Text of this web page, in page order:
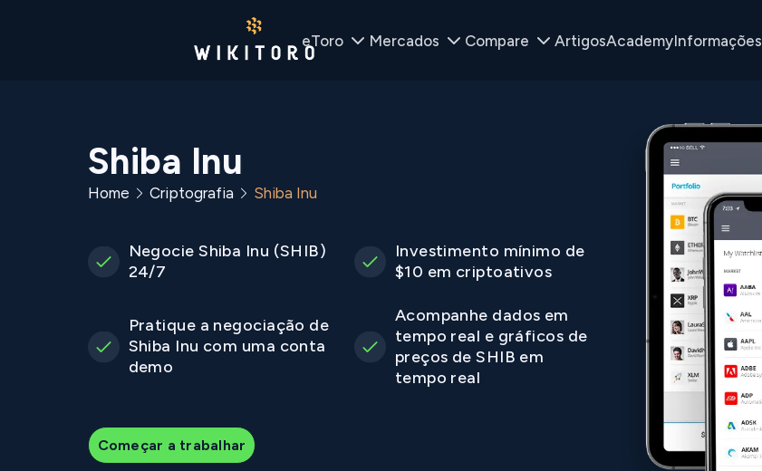
eToro Mercados Compare ArtigosAcademyInformações
Shiba Inu
Home Criptografia Shiba Inu
Negocie Shiba Inu (SHIB)
24/7
Investimento mínimo de
$10 em criptoativos
Pratique a negociação de
Shiba Inu com uma conta
demo
Acompanhe dados em
tempo real e gráficos de
preços de SHIB em
tempo real
Começar a trabalhar